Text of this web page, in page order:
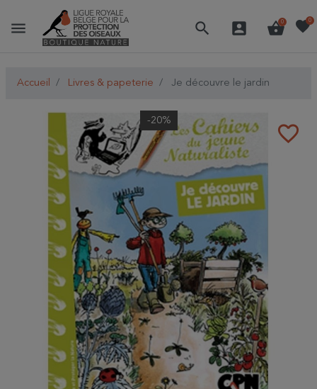
menu search account_box shopping_basket
0 favorite0
Accueil Livres & papeterie Je découvre le jardin
favorite_border
-20%